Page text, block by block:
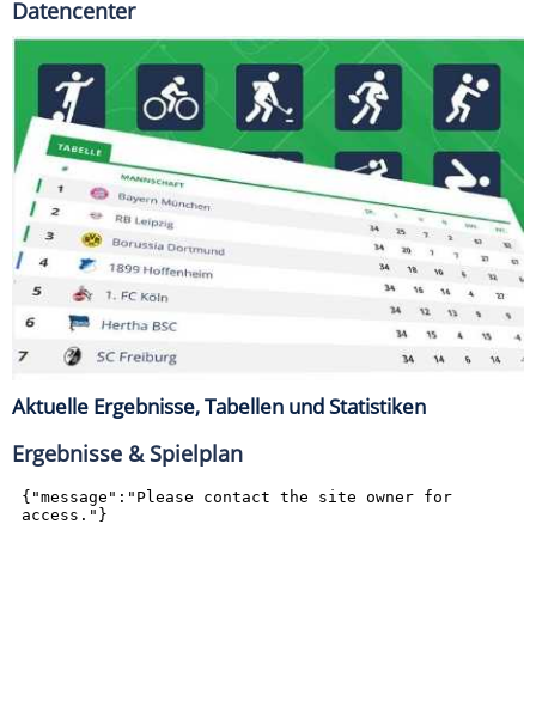
Datencenter
Aktuelle Ergebnisse, Tabellen und Statistiken
Ergebnisse & Spielplan